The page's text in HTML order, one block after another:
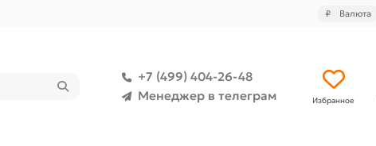
₽ Валюта
+7 (499) 404-26-48
Менеджер в телеграм
Избранное